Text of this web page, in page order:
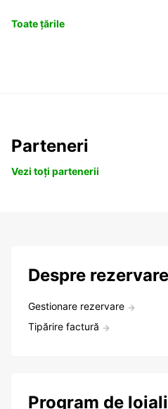
Toate țările
Parteneri
Vezi toți partenerii
Despre
Gestionare rezervare
Tipărire factură
Program de